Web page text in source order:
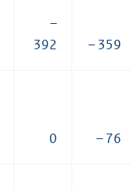
–
392
– 359
0 – 76